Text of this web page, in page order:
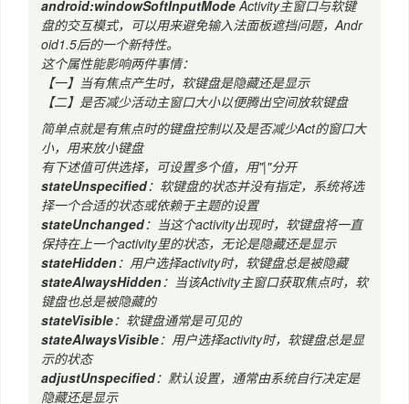
android:windowSoftInputMode Activity主窗口与软键
盘的交互模式，可以用来避免输入法面板遮挡问题，Andr
oid1.5后的一个新特性。
这个属性能影响两件事情：
【一】当有焦点产生时，软键盘是隐藏还是显示
【二】是否减少活动主窗口大小以便腾出空间放软键盘
简单点就是有焦点时的键盘控制以及是否减少Act的窗口大
小，用来放小键盘
有下述值可供选择，可设置多个值，用"|"分开
stateUnspecified：软键盘的状态并没有指定，系统将选
择一个合适的状态或依赖于主题的设置
stateUnchanged：当这个activity出现时，软键盘将一直
保持在上一个activity里的状态，无论是隐藏还是显示
stateHidden：用户选择activity时，软键盘总是被隐藏
stateAlwaysHidden：当该Activity主窗口获取焦点时，软
键盘也总是被隐藏的
stateVisible：软键盘通常是可见的
stateAlwaysVisible：用户选择activity时，软键盘总是显
示的状态
adjustUnspecified：默认设置，通常由系统自行决定是
隐藏还是显示